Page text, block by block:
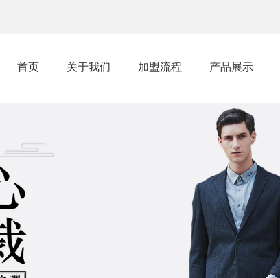
首页 关于我们 加盟流程 产品展示